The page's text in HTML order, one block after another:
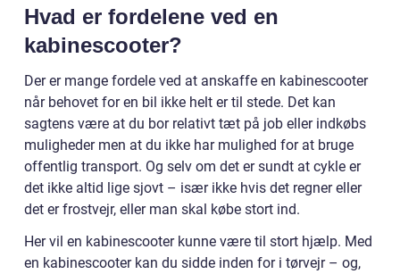
Hvad er fordelene ved en
kabinescooter?
Der er mange fordele ved at anskaffe en kabinescooter
når behovet for en bil ikke helt er til stede. Det kan
sagtens være at du bor relativt tæt på job eller indkøbs
muligheder men at du ikke har mulighed for at bruge
offentlig transport. Og selv om det er sundt at cykle er
det ikke altid lige sjovt – især ikke hvis det regner eller
det er frostvejr, eller man skal købe stort ind.
Her vil en kabinescooter kunne være til stort hjælp. Med
en kabinescooter kan du sidde inden for i tørvejr – og,